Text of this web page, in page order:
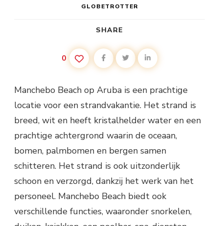
GLOBETROTTER
SHARE
0
Manchebo Beach op Aruba is een prachtige
locatie voor een strandvakantie. Het strand is
breed, wit en heeft kristalhelder water en een
prachtige achtergrond waarin de oceaan,
bomen, palmbomen en bergen samen
schitteren. Het strand is ook uitzonderlijk
schoon en verzorgd, dankzij het werk van het
personeel. Manchebo Beach biedt ook
verschillende functies, waaronder snorkelen,